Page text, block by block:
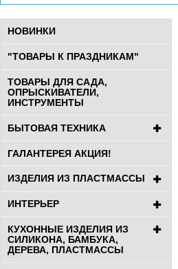
НОВИНКИ
"ТОВАРЫ К ПРАЗДНИКАМ"
ТОВАРЫ ДЛЯ САДА,
ОПРЫСКИВАТЕЛИ,
ИНСТРУМЕНТЫ
БЫТОВАЯ ТЕХНИКА
ГАЛАНТЕРЕЯ АКЦИЯ!
ИЗДЕЛИЯ ИЗ ПЛАСТМАССЫ
ИНТЕРЬЕР
КУХОННЫЕ ИЗДЕЛИЯ ИЗ
СИЛИКОНА, БАМБУКА,
ДЕРЕВА, ПЛАСТМАССЫ